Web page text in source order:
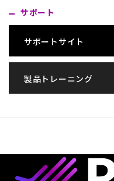
サポート
サポートサイト
製品トレーニング